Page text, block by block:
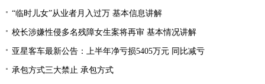
“临时儿女”从业者月入过万 基本信息讲解
校长涉嫌性侵多名残障女生案将再审 基本情况讲解
亚星客车最新公告：上半年净亏损5405万元 同比减亏
承包方式三大禁止 承包方式